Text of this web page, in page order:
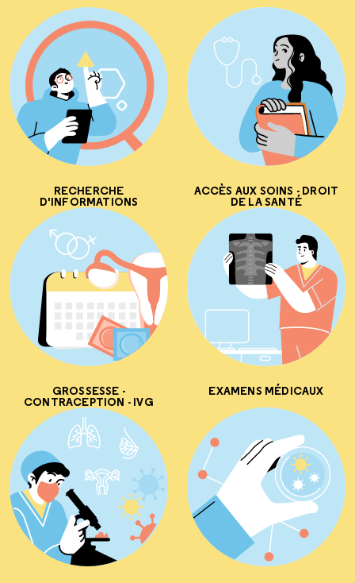
RECHERCHE
D'INFORMATIONS
ACCÈS AUX SOINS - DROIT
DE LA SANTÉ
GROSSESSE -
CONTRACEPTION - IVG
EXAMENS MÉDICAUX